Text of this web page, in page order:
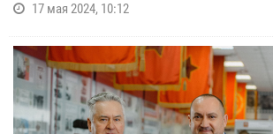
17 мая 2024, 10:12